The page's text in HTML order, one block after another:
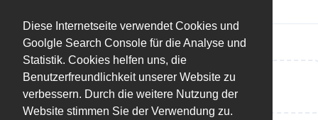
Diese Internetseite verwendet Cookies und
Goolgle Search Console für die Analyse und
Statistik. Cookies helfen uns, die
Benutzerfreundlichkeit unserer Website zu
verbessern. Durch die weitere Nutzung der
Website stimmen Sie der Verwendung zu.
Eine Antwort schreiben…